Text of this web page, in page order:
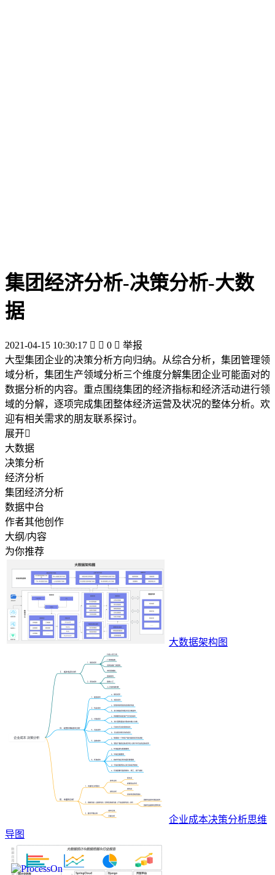
集团经济分析-决策分析-大数
据
2021-04-15 10:30:17   0  举报
大型集团企业的决策分析方向归纳。从综合分析，集团管理领
域分析，集团生产领域分析三个维度分解集团企业可能面对的
数据分析的内容。重点围绕集团的经济指标和经济活动进行领
域的分解，逐项完成集团整体经济运营及状况的整体分析。欢
迎有相关需求的朋友联系探讨。
展开
大数据
决策分析
经济分析
集团经济分析
数据中台
作者其他创作
大纲/内容
为你推荐
大数据架构图
企业成本决策分析思维
导图